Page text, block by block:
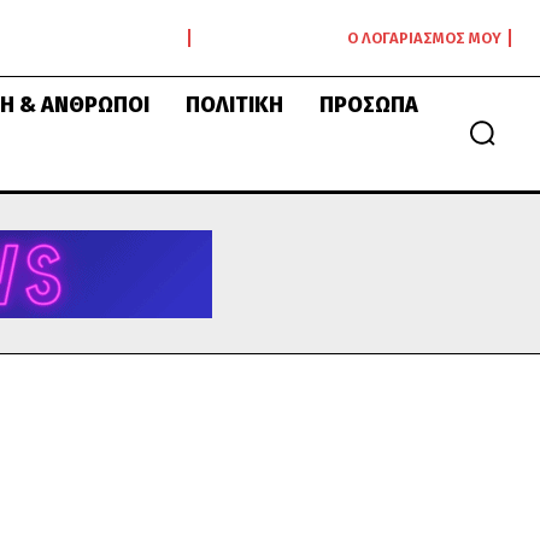
Ο ΛΟΓΑΡΙΑΣΜΌΣ ΜΟΥ
& ΆΝΘΡΩΠΟΙ ΠΟΛΙΤΙΚΉ ΠΡΌΣΩΠΑ